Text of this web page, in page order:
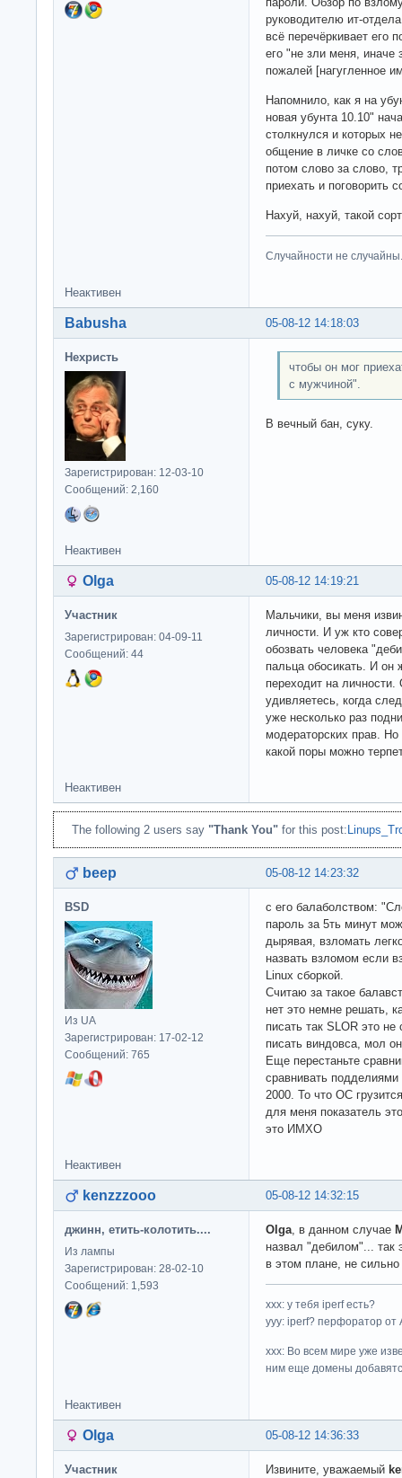
руководителю ит-
всё перечёркивает его
его "не зли меня,
пожалей [нагугленное
Напомнило, как я на
новая убунта 10.10"
столкнулся и которых
общение в личке со
потом слово за слово,
приехать и поговорить
Нахуй, нахуй, такой
Случайности не случайны.
Неактивен
05-08-12 14:18:03
Babusha
Нехристь
Зарегистрирован: 12-03-10
Сообщений: 2,160
чтобы он мог
с мужчиной".
В вечный бан, суку.
Неактивен
05-08-12 14:19:21
Olga
Участник
Зарегистрирован: 04-09-11
Сообщений: 44
Мальчики, вы меня
личности. И уж кто
обозвать человека
пальца обосикать. И он
переходит на
удивляетесь, когда
уже несколько раз
модераторских прав.
какой поры можно
Неактивен
The following 2 users say "Thank You" for this post:
05-08-12 14:23:32
beep
BSD
Из UA
Зарегистрирован: 17-02-12
Сообщений: 765
с его балаболством:
пароль за 5ть минут
дырявая, взломать
назвать взломом если
Linux сборкой.
Считаю за такое
нет это немне решать,
писать так SLOR это
писать виндовса, мол
Еще перестаньте
сравнивать
2000. То что ОС
для меня показатель
это ИМХО
Неактивен
05-08-12 14:32:15
kenzzzooo
джинн, етить-колотить....
Из лампы
Зарегистрирован: 28-02-10
Сообщений: 1,593
Olga , в данном случае
назвал "дебилом"... так
в этом плане, не
ххх: у тебя iperf есть?
yyy: iperf? перфоратор от
xxx: Во всем мире уже
ним еще домены
Неактивен
05-08-12 14:36:33
Olga
Участник Извините, уважаемый